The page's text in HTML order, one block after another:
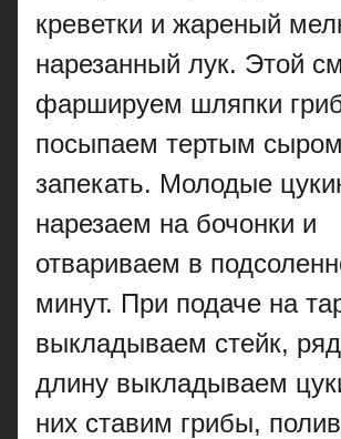
креветки и жареный
нарезанный лук. Этой
фаршируем шляпки
посыпаем тертым
запекать. Молодые
нарезаем на бочонки и
отвариваем в
минут. При подаче на
выкладываем стейк,
длину выкладываем
них ставим грибы,